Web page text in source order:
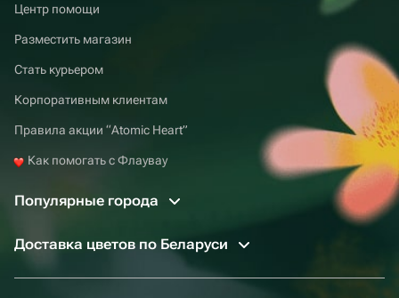
Центр помощи
Разместить магазин
Стать курьером
Корпоративным клиентам
Правила акции “Atomic Heart”
Как помогать с Флаувау
Популярные города
Доставка цветов по Беларуси